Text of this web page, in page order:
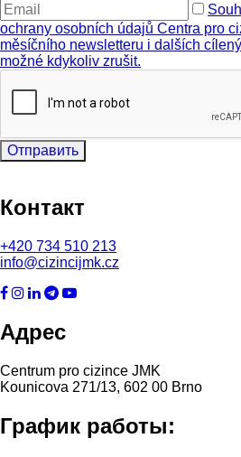
ochrany osobních údajů Centra pro
měsíčního newsletteru i dalších
možné kdykoliv zrušit.
Отправить
Контакт
+420 734 510 213
info@cizincijmk.cz
Адрес
Centrum pro cizince JMK
Kounicova 271/13, 602 00 Brno
График работы: